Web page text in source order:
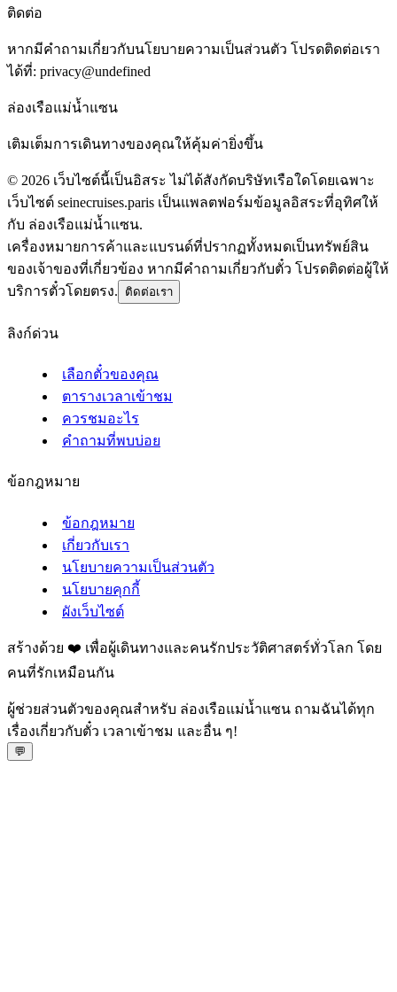
ติดต่อ
หากมีคำถามเกี่ยวกับนโยบายความเป็นส่วนตัว โปรดติดต่อเรา
ได้ที่: privacy@undefined
ล่องเรือแม่น้ำแซน
เติมเต็มการเดินทางของคุณให้คุ้มค่ายิ่งขึ้น
© 2026 เว็บไซต์นี้เป็นอิสระ ไม่ได้สังกัดบริษัทเรือใดโดยเฉพาะ
เว็บไซต์ seinecruises.paris เป็นแพลตฟอร์มข้อมูลอิสระที่อุทิศให้
กับ ล่องเรือแม่น้ำแซน.
เครื่องหมายการค้าและแบรนด์ที่ปรากฏทั้งหมดเป็นทรัพย์สิน
ของเจ้าของที่เกี่ยวข้อง หากมีคำถามเกี่ยวกับตั๋ว โปรดติดต่อผู้ให้
บริการตั๋วโดยตรง.
ติดต่อเรา
ลิงก์ด่วน
เลือกตั๋วของคุณ
ตารางเวลาเข้าชม
ควรชมอะไร
คำถามที่พบบ่อย
ข้อกฎหมาย
ข้อกฎหมาย
เกี่ยวกับเรา
นโยบายความเป็นส่วนตัว
นโยบายคุกกี้
ผังเว็บไซต์
สร้างด้วย ❤️ เพื่อผู้เดินทางและคนรักประวัติศาสตร์ทั่วโลก โดย
คนที่รักเหมือนกัน
ผู้ช่วยส่วนตัวของคุณสำหรับ ล่องเรือแม่น้ำแซน ถามฉันได้ทุก
เรื่องเกี่ยวกับตั๋ว เวลาเข้าชม และอื่น ๆ!
💬